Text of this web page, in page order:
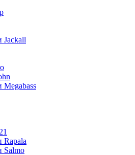
Jackall
Megabass
Rapala
Salmo